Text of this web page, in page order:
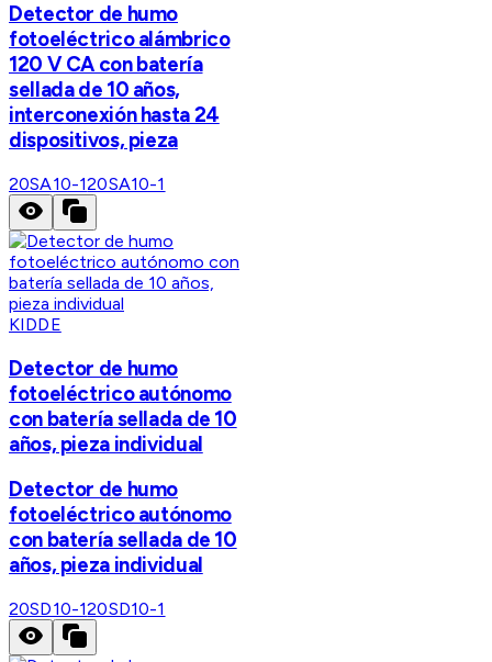
Detector de humo
fotoeléctrico alámbrico
120 V CA con batería
sellada de 10 años,
interconexión hasta 24
dispositivos, pieza
20SA10-120SA10-1
KIDDE
Detector de humo
fotoeléctrico autónomo
con batería sellada de 10
años, pieza individual
Detector de humo
fotoeléctrico autónomo
con batería sellada de 10
años, pieza individual
20SD10-120SD10-1